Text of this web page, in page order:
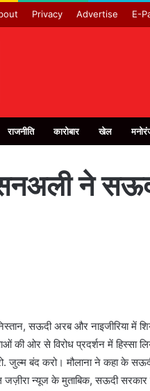
Privacy Advertise E-
राजनीति कारोबार खेल
ने
सऊदी अरब और नाइजीरिया में
की ओर से विरोध प्रदर्शन में
बंद करो। मौलाना ने कहा के
जज़ीरा न्यूज के मुताबिक, सऊदी